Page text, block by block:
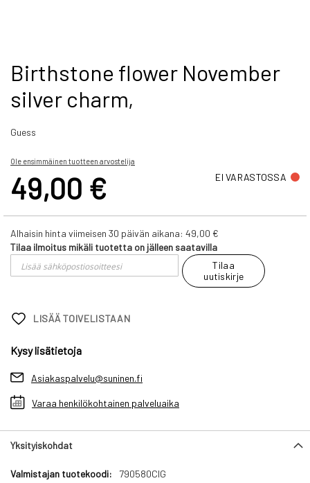
Skip
to
the
beginning
the
gallery
Birthstone flower November
silver charm,
Guess
Ole ensimmäinen tuotteen arvostelija
49,00 € EI VARASTOSSA
Alhaisin hinta viimeisen 30 päivän aikana: 49,00 €
Tilaa ilmoitus mikäli tuotetta on jälleen saatavilla
Tilaa
uutiskirje
LISÄÄ TOIVELISTAAN
Kysy lisätietoja
Asiakaspalvelu@suninen.fi
Varaa henkilökohtainen palveluaika
Yksityiskohdat
Yksityiskohdat
790580CIG